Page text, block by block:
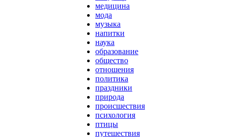
медицина
мода
музыка
напитки
наука
образование
общество
отношения
политика
праздники
природа
происшествия
психология
птицы
путешествия